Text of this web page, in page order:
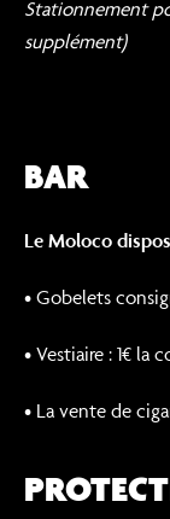
Stationnement
supplément)
BAR
Le Moloco
• Gobelets
• Vestiaire : 1€ la
• La vente de